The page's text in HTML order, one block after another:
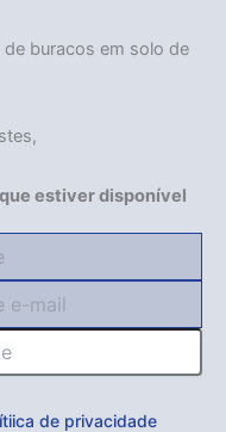
de buracos em solo de
estiver disponível
de privacidade